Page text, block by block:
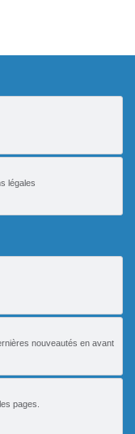
légales
nouveautés en avant
pages.